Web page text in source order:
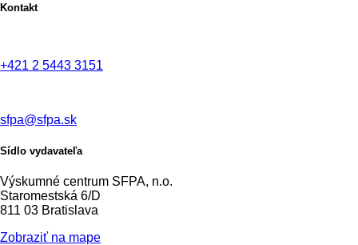
Kontakt
+421 2 5443 3151
sfpa@sfpa.sk
Sídlo vydavateľa
Výskumné centrum SFPA, n.o.
Staromestská 6/D
811 03 Bratislava
Zobraziť na mape